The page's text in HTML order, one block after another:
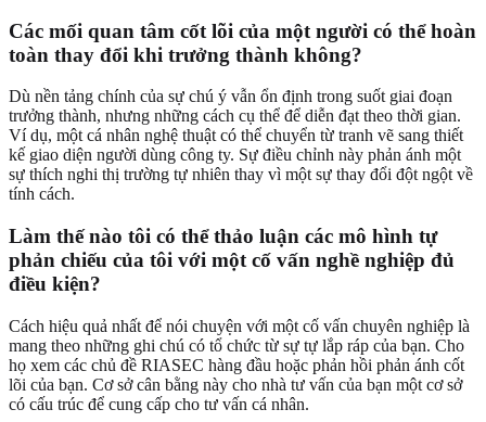
Các mối quan tâm cốt lõi của một người có thể hoàn
toàn thay đổi khi trưởng thành không?
Dù nền tảng chính của sự chú ý vẫn ổn định trong suốt giai đoạn
trưởng thành, nhưng những cách cụ thể để diễn đạt theo thời gian.
Ví dụ, một cá nhân nghệ thuật có thể chuyển từ tranh vẽ sang thiết
kế giao diện người dùng công ty. Sự điều chỉnh này phản ánh một
sự thích nghi thị trường tự nhiên thay vì một sự thay đổi đột ngột về
tính cách.
Làm thế nào tôi có thể thảo luận các mô hình tự
phản chiếu của tôi với một cố vấn nghề nghiệp đủ
điều kiện?
Cách hiệu quả nhất để nói chuyện với một cố vấn chuyên nghiệp là
mang theo những ghi chú có tổ chức từ sự tự lắp ráp của bạn. Cho
họ xem các chủ đề RIASEC hàng đầu hoặc phản hồi phản ánh cốt
lõi của bạn. Cơ sở cân bằng này cho nhà tư vấn của bạn một cơ sở
có cấu trúc để cung cấp cho tư vấn cá nhân.